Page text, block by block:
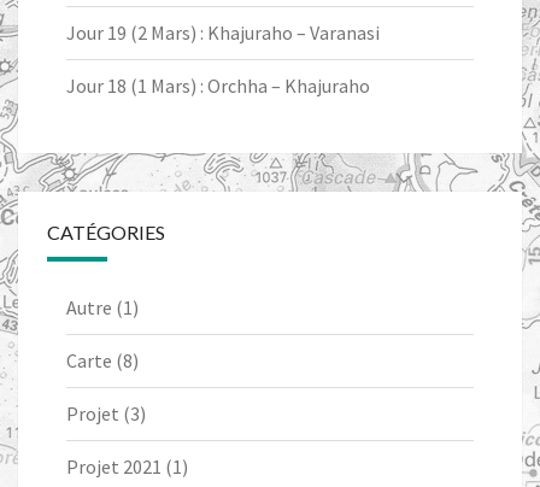
Jour 19 (2 Mars) : Khajuraho – Varanasi
Jour 18 (1 Mars) : Orchha – Khajuraho
CATÉGORIES
Autre (1)
Carte (8)
Projet (3)
Projet 2021 (1)